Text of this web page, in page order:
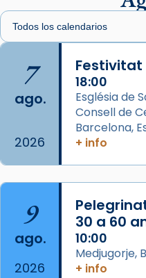
1 week ago
Memòria de les
Semproniana,
Acompanyant la
partir de l’Edat
que les santes
Semproniana
eterna”) són
frare Joan Gaspar
que les santes són
Mataró en
...Ver más
Foto
View on Facebook
7
ago.
2026
18:00
Església de
Consell de
Barcelona,
+ info
9
ago.
2026
30 a 60
10:00
Medjugorje,
+ info